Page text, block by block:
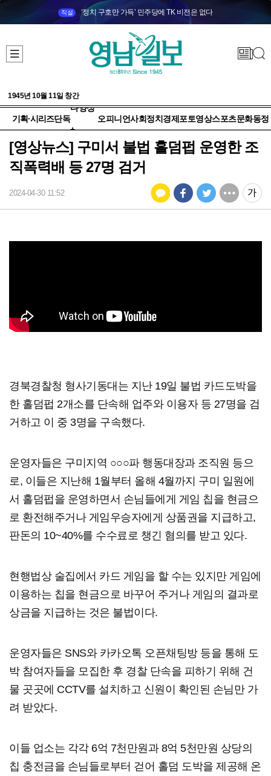
직설 ‘정치 구호만 가득’ 민주당에 TK 비전은 없다
1945년 10월 11일 창간
기획·시리즈단독
다양성
+
오피니언사회정치 경제 포토영상스포츠문화동정
[영상뉴스] 구미서 불법 홀덤펍 운영한 조
직폭력배 등 27명 검거
2024-04-30 11:52
경북경찰청 형사기동대는 지난 19일 불법 카드도박을
한 홀덤펍 2개소를 단속해 업주와 이용자 등 27명을 검
거하고 이 중 3명을 구속했다.
운영자들은 구미지역 ○○○파 행동대장과 조직원 등으
로, 이들은 지난해 1월부터 올해 4월까지 구미 일원에
서 홀덤펍을 운영하면서 손님들에게 게임 칩을 현금으
로 환전해주거나 게임우승자에게 상품권을 지급하고,
판돈의 10~40%를 수수료로 챙긴 혐의를 받고 있다.
현행법상 술집에서 카드 게임을 할 수는 있지만 게임에
이용하는 칩을 현금으로 바꾸어 주거나 게임의 결과로
상금을 지급하는 것은 불법이다.
운영자들은 SNS와 카카오톡 오픈채팅방 등을 통해 도
박 참여자들을 모집한 후 경찰 단속을 피하기 위해 건
물 곳곳에 CCTV를 설치하고 신원이 확인된 손님만 가
려 받았다.
이들 업소는 각각 6억 7천만원과 8억 5천만원 상당의
칩 충전금을 손님들로부터 걷어 홀덤 도박을 제공해 온